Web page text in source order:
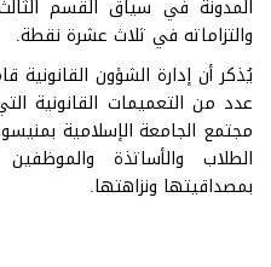
المدونة في سياق القسم
والتزاماته في ثلاث عشرة نقطة.
يُذكر أن إدارة الشؤون القانونية
عدد من التعميمات القانونية
مجتمع الجامعة الإسلامية
الطلاب والأساتذة
بمصداقيتها ونزاهتها.